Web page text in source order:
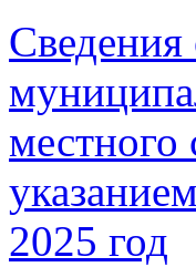
местного
2025 год